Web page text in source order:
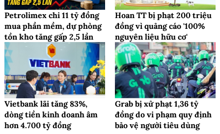
Petrolimex chi 11 tỷ đồng
mua phần mềm, dự phòng
tồn kho tăng gấp 2,5 lần
Hoan TT bị phạt 200 triệu
đồng vì quảng cáo '100%
nguyên liệu hữu cơ'
Vietbank lãi tăng 83%,
dòng tiền kinh doanh âm
hơn 4.700 tỷ đồng
Grab bị xử phạt 1,36 tỷ
đồng do vi phạm quy định
bảo vệ người tiêu dùng